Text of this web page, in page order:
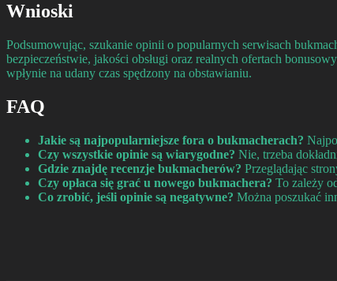
Wnioski
Podsumowując, szukanie opinii o popularnych serwisach
bezpieczeństwie, jakości obsługi oraz realnych ofertach
wpłynie na udany czas spędzony na obstawianiu.
FAQ
Jakie są najpopularniejsze fora o bukmacherach?
Czy wszystkie opinie są wiarygodne? Nie, trzeba
Gdzie znajdę recenzje bukmacherów? Przeglądając
Czy opłaca się grać u nowego bukmachera? To zależy
Co zrobić, jeśli opinie są negatywne? Można poszukać